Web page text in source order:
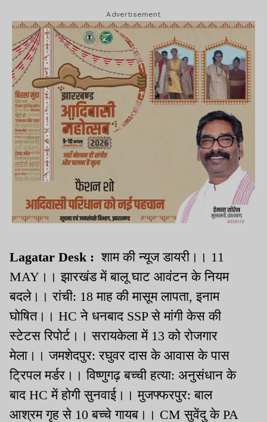
Advertisement
Lagatar Desk : शाम की न्यूज डायरी।। 11
MAY।। झारखंड में बालू घाट आवंटन के नियम
बदले।। रांची: 18 माह की मासूम लापता, इनाम
घोषित।। HC ने धनबाद SSP से मांगी केस की
स्टेटस रिपोर्ट।। सरायकेला में 13 को रोजगार
मेला।। जमशेदपुर: रघुवर दास के आवास के पास
ट्रिपल मर्डर।। विष्णुगढ़ बच्ची हत्या: अनुसंधान के
बाद HC में होगी सुनवाई।। मुजफ्फरपुर: बाल
आश्रम गृह से 10 बच्चे गायब।। CM सुवेंदु के PA